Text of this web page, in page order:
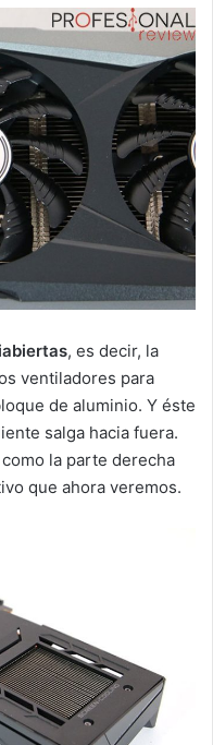
, es decir, la
ventiladores para
de aluminio. Y éste
salga hacia fuera.
la parte derecha
que ahora veremos.